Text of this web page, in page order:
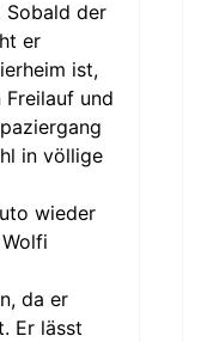
Sobald der
er
ist,
und
in völlige
wieder
da er
Er lässt